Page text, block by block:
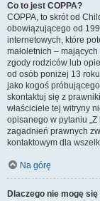
Co to jest COPPA?
COPPA, to skrót od
obowiązującego od
internetowych, które
małoletnich –
zgody rodziców lub
od osób poniżej 13
jako kogoś
skontaktuj się z
właściciele tej witryny
opisanego w pytaniu
zagadnień prawnych
kontaktowym dla
Na górę
Dlaczego nie mogę